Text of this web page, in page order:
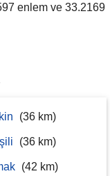
enlem ve 33.2169
(36 km)
(36 km)
(42 km)